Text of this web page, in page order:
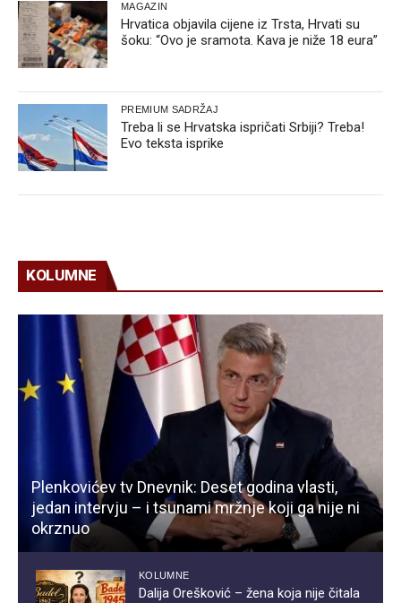
MAGAZIN
Hrvatica objavila cijene iz Trsta, Hrvati su
šoku: “Ovo je sramota. Kava je niže 18 eura”
PREMIUM SADRŽAJ
Treba li se Hrvatska ispričati Srbiji? Treba!
Evo teksta isprike
KOLUMNE
Plenkovićev tv Dnevnik: Deset godina vlasti,
jedan intervju – i tsunami mržnje koji ga nije ni
okrznuo
KOLUMNE
Dalija Orešković – žena koja nije čitala